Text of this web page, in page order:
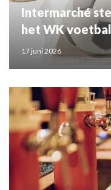
Intermarché
het WK voetbal
17 juni 2026